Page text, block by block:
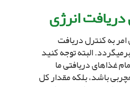
به کنترل دریافت
البته توجه کنید
غذاهاى دریافتى ما
باشد، بلکه مقدار کل